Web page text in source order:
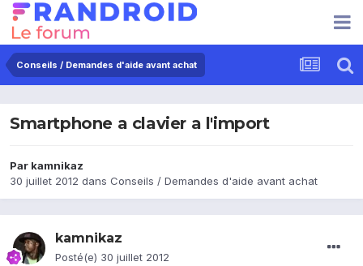
Conseils / Demandes d'aide avant achat
Smartphone a clavier a l'import
Par kamnikaz
30 juillet 2012 dans Conseils / Demandes d'aide avant achat
kamnikaz
Posté(e) 30 juillet 2012